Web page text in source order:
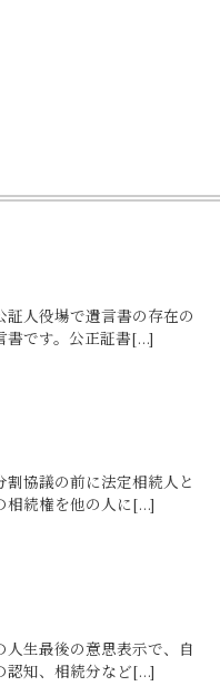
人役場で遺言書の存在の
書です。公正証書[...]
協議の前に法定相続人と
相続権を他の人に[...]
生最後の意思表示で、自
認知、相続分など[...]